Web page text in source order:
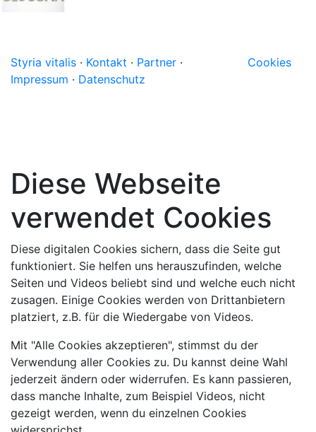
Styria vitalis · Kontakt · Partner ·
Impressum · Datenschutz
Cookies
Diese Webseite
verwendet Cookies
Diese digitalen Cookies sichern, dass die Seite gut
funktioniert. Sie helfen uns herauszufinden, welche
Seiten und Videos beliebt sind und welche euch nicht
zusagen. Einige Cookies werden von Drittanbietern
platziert, z.B. für die Wiedergabe von Videos.
Mit "Alle Cookies akzeptieren", stimmst du der
Verwendung aller Cookies zu. Du kannst deine Wahl
jederzeit ändern oder widerrufen. Es kann passieren,
dass manche Inhalte, zum Beispiel Videos, nicht
gezeigt werden, wenn du einzelnen Cookies